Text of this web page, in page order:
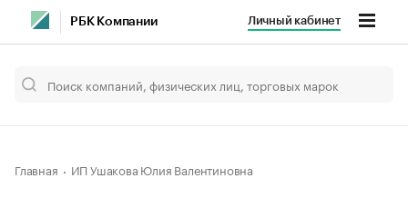
РБК Компании Личный кабинет
Главная ИП Ушакова Юлия Валентиновна